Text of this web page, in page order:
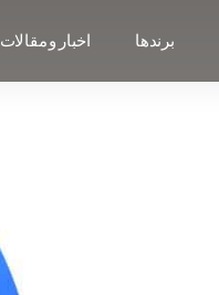
برندها اخبار و مقالات